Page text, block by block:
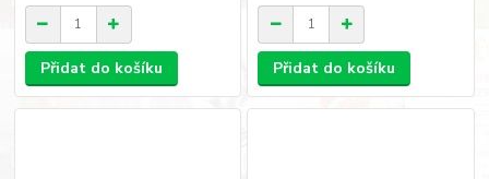
Přidat do košíku Přidat do košíku